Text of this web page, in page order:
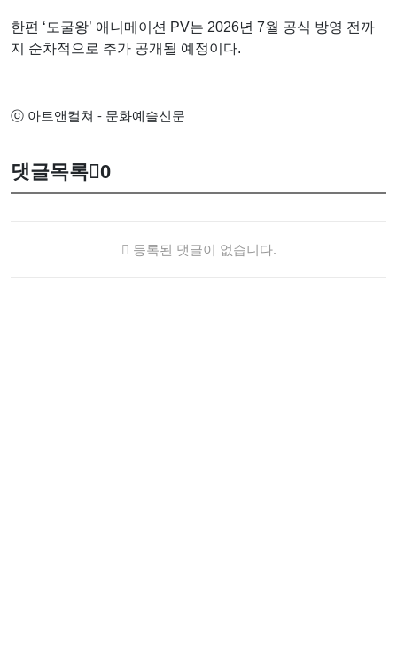
한편 ‘도굴왕’ 애니메이션 PV는 2026년 7월 공식 방영 전까
지 순차적으로 추가 공개될 예정이다.
ⓒ 아트앤컬쳐 - 문화예술신문
댓글목록 0
등록된 댓글이 없습니다.